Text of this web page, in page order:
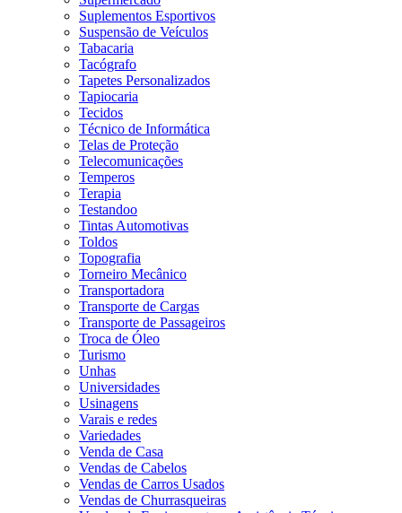
Suplementos Esportivos
Suspensão de Veículos
Tabacaria
Tacógrafo
Tapetes Personalizados
Tapiocaria
Tecidos
Técnico de Informática
Telas de Proteção
Telecomunicações
Temperos
Terapia
Testandoo
Tintas Automotivas
Toldos
Topografia
Torneiro Mecânico
Transportadora
Transporte de Cargas
Transporte de Passageiros
Troca de Óleo
Turismo
Unhas
Universidades
Usinagens
Varais e redes
Variedades
Venda de Casa
Vendas de Cabelos
Vendas de Carros Usados
Vendas de Churrasqueiras